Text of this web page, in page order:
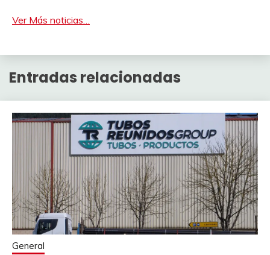
Ver Más noticias…
Entradas relacionadas
General